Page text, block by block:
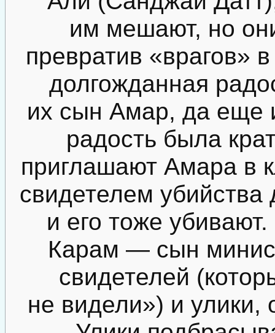
им мешают, но
превратив «врагов»
долгожданная
их сын Амар, да еще
радость была
приглашают Амара в
свидетелем
и его тоже
Карам — сын
свидетелей
не видели») и улики,